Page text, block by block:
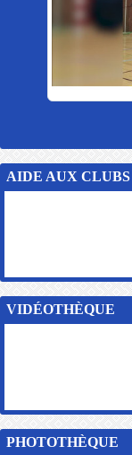
AIDE AUX CLUBS
VIDÉOTHÈQUE
PHOTOTHÈQUE